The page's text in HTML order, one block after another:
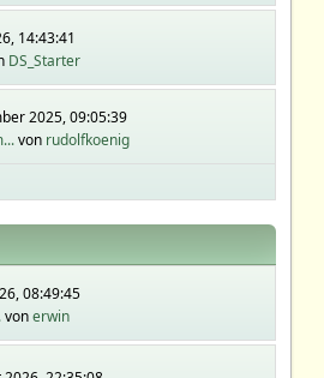
14:43:41
DS_Starter
2025, 09:05:39
von rudolfkoenig
08:49:45
vonerwin